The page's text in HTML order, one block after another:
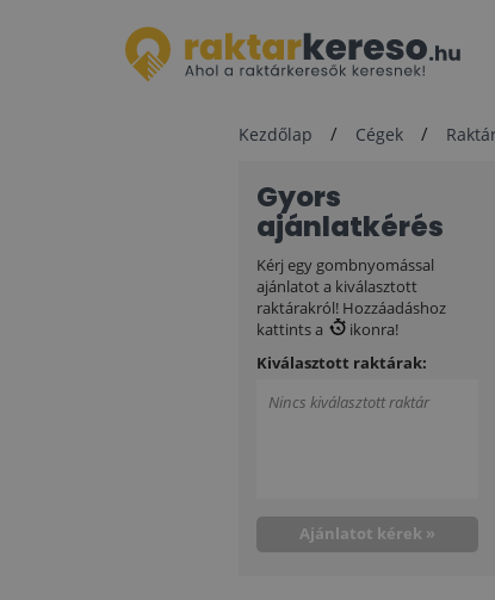
Kezdőlap Cégek
Gyors
ajánlatkérés
Kérj egy gombnyomással
ajánlatot a kiválasztott
raktárakról! Hozzáadáshoz
kattints a
ikonra!
Kiválasztott raktárak:
Nincs kiválasztott raktár
Ajánlatot kérek »